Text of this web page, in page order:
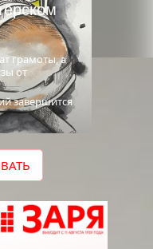
грамоты, а
от
завершится